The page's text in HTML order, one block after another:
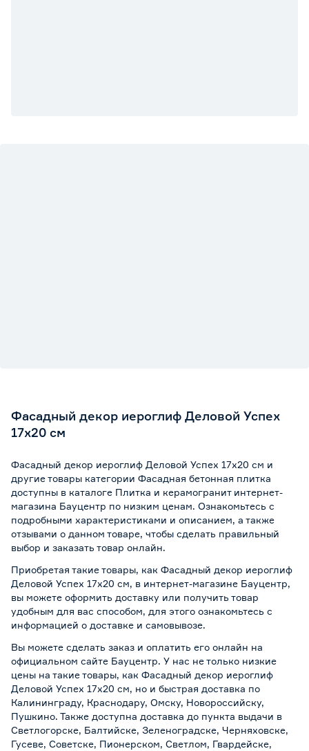
Фасадный декор иероглиф Деловой Успех
17х20 см
Фасадный декор иероглиф Деловой Успех 17х20 см и
другие товары категории Фасадная бетонная плитка
доступны в каталоге Плитка и керамогранит интернет-
магазина Бауцентр по низким ценам. Ознакомьтесь с
подробными характеристиками и описанием, а также
отзывами о данном товаре, чтобы сделать правильный
выбор и заказать товар онлайн.
Приобретая такие товары, как Фасадный декор иероглиф
Деловой Успех 17х20 см, в интернет-магазине Бауцентр,
вы можете оформить доставку или получить товар
удобным для вас способом, для этого ознакомьтесь с
информацией о доставке и самовывозе.
Вы можете сделать заказ и оплатить его онлайн на
официальном сайте Бауцентр. У нас не только низкие
цены на такие товары, как Фасадный декор иероглиф
Деловой Успех 17х20 см, но и быстрая доставка по
Калининграду, Краснодару, Омску, Новороссийску,
Пушкино. Также доступна доставка до пункта выдачи в
Светлогорске, Балтийске, Зеленоградске, Черняховске,
Гусеве, Советске, Пионерском, Светлом, Гвардейске,